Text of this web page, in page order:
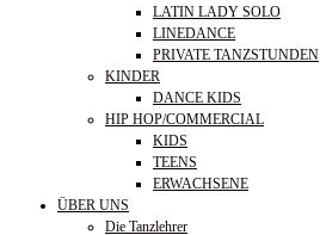
LATIN LADY SOLO
LINEDANCE
PRIVATE TANZSTUNDEN
KINDER
DANCE KIDS
HIP HOP/COMMERCIAL
KIDS
TEENS
ERWACHSENE
ÜBER UNS
Die Tanzlehrer